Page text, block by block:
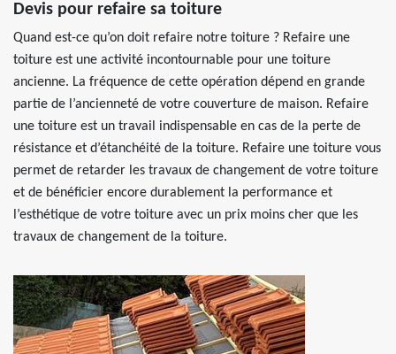
Devis pour refaire sa toiture
Quand est-ce qu’on doit refaire notre toiture ? Refaire une
toiture est une activité incontournable pour une toiture
ancienne. La fréquence de cette opération dépend en grande
partie de l’ancienneté de votre couverture de maison. Refaire
une toiture est un travail indispensable en cas de la perte de
résistance et d’étanchéité de la toiture. Refaire une toiture vous
permet de retarder les travaux de changement de votre toiture
et de bénéficier encore durablement la performance et
l’esthétique de votre toiture avec un prix moins cher que les
travaux de changement de la toiture.